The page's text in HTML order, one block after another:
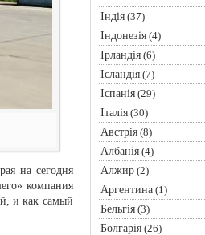
на сегодня
компания
и как самый
Індія(37)
Індонезія(4)
Ірландія(6)
Ісландія(7)
Іспанія(29)
Італія(30)
Австрія(8)
Албанія(4)
Алжир(2)
Аргентина(1)
Бельгія(3)
Болгарія(26)